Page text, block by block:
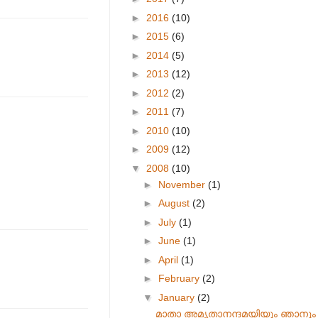
► 2016 (10)
► 2015 (6)
► 2014 (5)
► 2013 (12)
► 2012 (2)
► 2011 (7)
► 2010 (10)
► 2009 (12)
▼ 2008 (10)
► November (1)
► August (2)
► July (1)
► June (1)
► April (1)
► February (2)
▼ January (2)
മാതാ അമൃതാനന്ദമയിയും ഞാനും